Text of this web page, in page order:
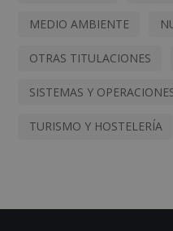
MEDIO AMBIENTE
OTRAS TITULACIONES
SISTEMAS Y
TURISMO Y HOSTELERÍA